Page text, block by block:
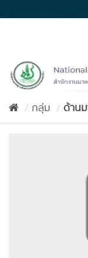
to
กลุ่ม ด้าน